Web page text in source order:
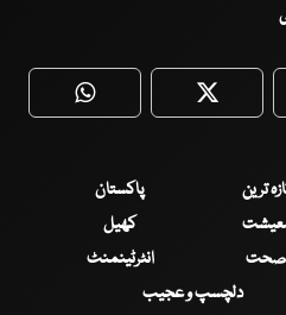
WhatsApp Twitter
ترین
پاکستان
کھیل
صحت
انٹرٹینمنٹ
دلچسپ و عجیب